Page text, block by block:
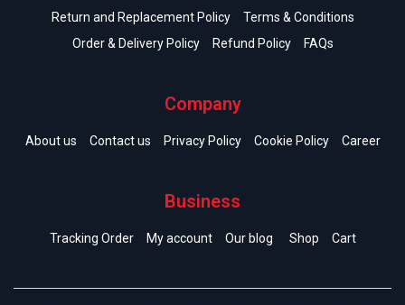
Return and Replacement Policy
Terms & Conditions
Order & Delivery Policy
Refund Policy FAQs
Company
About us Contact us Privacy Policy Cookie Policy Career
Business
Tracking Order My account Our blog Shop Cart